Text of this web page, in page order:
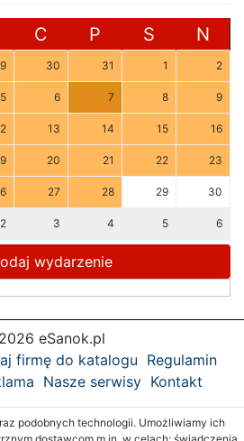
C P S N
30 31 1 2
5 6 7 8 9
13 14 15 16
20 21 22 23
27 28 29 30
2 3 4 5 6
wydarzenie
eSanok.pl
firmę do katalogu Regulamin
Nasze serwisy Kontakt
podobnych technologii. Umożliwiamy ich